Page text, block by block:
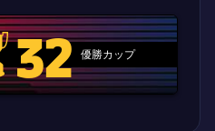
国王杯
32 優勝カップ